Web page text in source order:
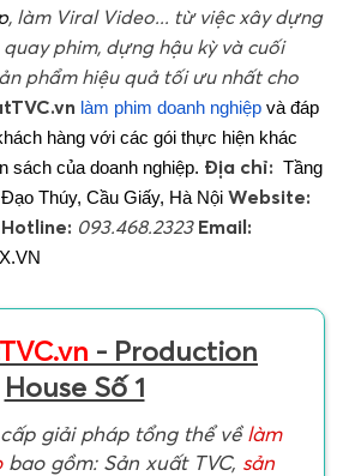
, làm Viral Video... từ việc xây dựng
phim, dựng hậu kỳ và cuối
phẩm hiệu quả tối ưu nhất cho
làm phim doanh nghiệp và đáp
hàng với các gói thực hiện khác
sách của doanh nghiệp. Địa chỉ: Tầng
Thúy, Cầu Giấy, Hà Nội Website:
Hotline: 093.468.2323 Email:
- Production
House Số 1
giải pháp tổng thể vềlàm
bao gồm: Sản xuất TVC, sản